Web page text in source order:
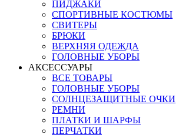
ПИДЖАКИ
СПОРТИВНЫЕ КОСТЮМЫ
СВИТЕРЫ
БРЮКИ
ВЕРХНЯЯ ОДЕЖДА
ГОЛОВНЫЕ УБОРЫ
АКСЕССУАРЫ
ВСЕ ТОВАРЫ
ГОЛОВНЫЕ УБОРЫ
СОЛНЦЕЗАЩИТНЫЕ ОЧКИ
РЕМНИ
ПЛАТКИ И ШАРФЫ
ПЕРЧАТКИ